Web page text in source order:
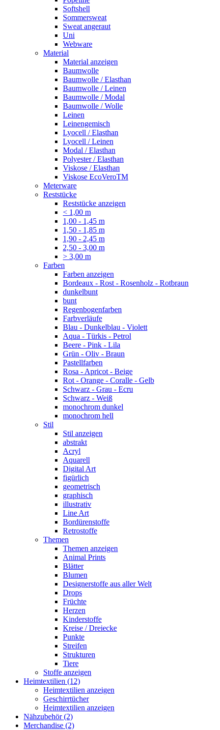
Softshell
Sommersweat
Sweat angeraut
Uni
Webware
Material
Material anzeigen
Baumwolle
Baumwolle / Elasthan
Baumwolle / Leinen
Baumwolle / Modal
Baumwolle / Wolle
Leinen
Leinengemisch
Lyocell / Elasthan
Lyocell / Leinen
Modal / Elasthan
Polyester / Elasthan
Viskose / Elasthan
Viskose EcoVeroTM
Meterware
Reststücke
Reststücke anzeigen
< 1,00 m
1,00 - 1,45 m
1,50 - 1,85 m
1,90 - 2,45 m
2,50 - 3,00 m
> 3,00 m
Farben
Farben anzeigen
Bordeaux - Rost - Rosenholz - Rotbraun
dunkelbunt
bunt
Regenbogenfarben
Farbverläufe
Blau - Dunkelblau - Violett
Aqua - Türkis - Petrol
Beere - Pink - Lila
Grün - Oliv - Braun
Pastellfarben
Rosa - Apricot - Beige
Rot - Orange - Coralle - Gelb
Schwarz - Grau - Ecru
Schwarz - Weiß
monochrom dunkel
monochrom hell
Stil
Stil anzeigen
abstrakt
Acryl
Aquarell
Digital Art
figürlich
geometrisch
graphisch
illustrativ
Line Art
Bordürenstoffe
Retrostoffe
Themen
Themen anzeigen
Animal Prints
Blätter
Blumen
Designerstoffe aus aller Welt
Drops
Früchte
Herzen
Kinderstoffe
Kreise / Dreiecke
Punkte
Streifen
Strukturen
Tiere
Stoffe anzeigen
Heimtextilien (12)
Heimtextilien anzeigen
Geschirrtücher
Heimtextilien anzeigen
Nähzubehör (2)
Merchandise (2)